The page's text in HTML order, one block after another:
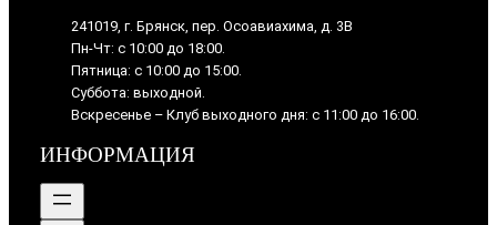
241019, г. Брянск, пер. Осоавиахима, д. 3В
Пн-Чт: с 10:00 до 18:00.
Пятница: с 10:00 до 15:00.
Суббота: выходной.
Вскресенье – Клуб выходного дня: с 11:00 до 16:00.
ИНФОРМАЦИЯ